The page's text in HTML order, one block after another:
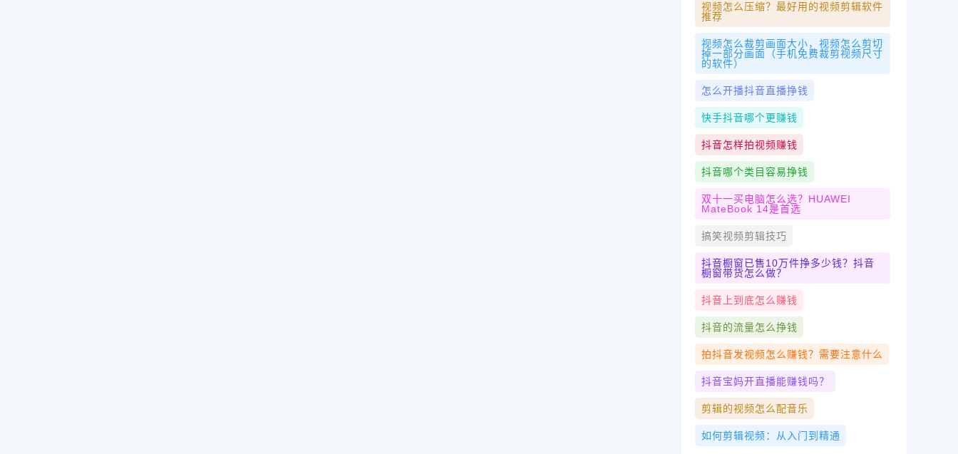
视频怎么压缩？最好用的视频剪辑软件
推荐
视频怎么裁剪画面大小，视频怎么剪切
掉一部分画面（手机免费裁剪视频尺寸
的软件）
怎么开播抖音直播挣钱
快手抖音哪个更赚钱
抖音怎样拍视频赚钱
抖音哪个类目容易挣钱
双十一买电脑怎么选？HUAWEI
MateBook 14是首选
搞笑视频剪辑技巧
抖音橱窗已售10万件挣多少钱？抖音
橱窗带货怎么做？
抖音上到底怎么赚钱
抖音的流量怎么挣钱
拍抖音发视频怎么赚钱？需要注意什么
抖音宝妈开直播能赚钱吗？
剪辑的视频怎么配音乐
如何剪辑视频：从入门到精通